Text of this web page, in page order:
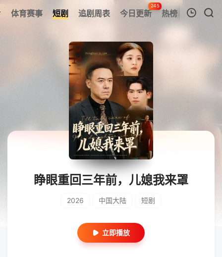
体育赛事 短剧 追剧周表 今日更新
245
热榜
暂无观看影片的记录
睁眼重回三年前，儿媳我来罩
2026 中国大陆 短剧
立即播放